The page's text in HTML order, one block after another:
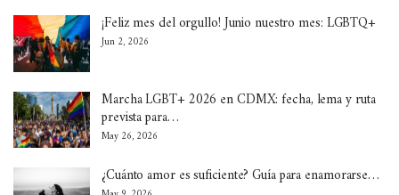
¡Feliz mes del orgullo! Junio nuestro mes: LGBTQ+
Jun 2, 2026
Marcha LGBT+ 2026 en CDMX: fecha, lema y ruta
prevista para…
May 26, 2026
¿Cuánto amor es suficiente? Guía para enamorarse…